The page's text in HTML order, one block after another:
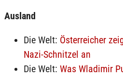
Ausland
Die Welt: Österreicher
Nazi-Schnitzel an
Die Welt: Was Wladimir